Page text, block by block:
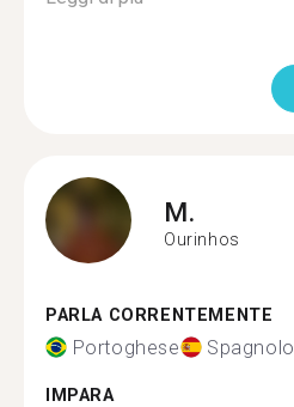
M.
Ourinhos
PARLA CORRENTEMENTE
Portoghese Spagnolo
IMPARA